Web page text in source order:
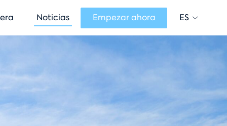
Noticias Empezar ahora Change
Current
ES